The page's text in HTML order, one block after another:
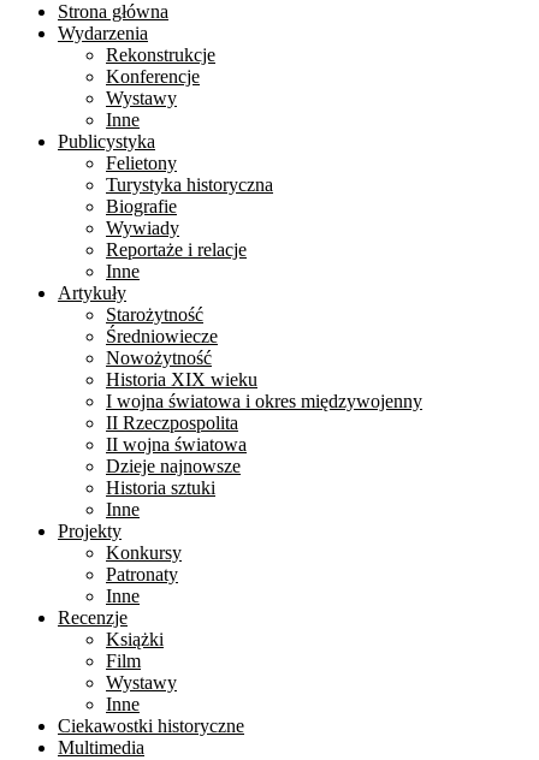
Strona główna
Wydarzenia
Rekonstrukcje
Konferencje
Wystawy
Inne
Publicystyka
Felietony
Turystyka historyczna
Biografie
Wywiady
Reportaże i relacje
Inne
Artykuły
Starożytność
Średniowiecze
Nowożytność
Historia XIX wieku
I wojna światowa i okres międzywojenny
II Rzeczpospolita
II wojna światowa
Dzieje najnowsze
Historia sztuki
Inne
Projekty
Konkursy
Patronaty
Inne
Recenzje
Książki
Film
Wystawy
Inne
Ciekawostki historyczne
Multimedia